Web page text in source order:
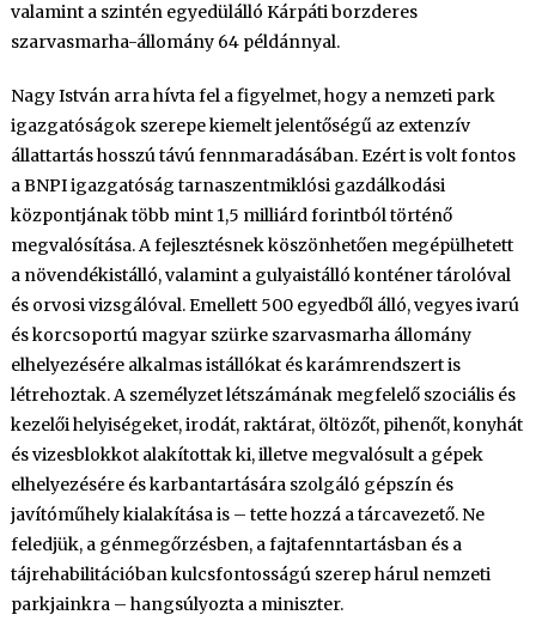
valamint a szintén egyedülálló Kárpáti borzderes
szarvasmarha-állomány 64 példánnyal.
Nagy István arra hívta fel a figyelmet, hogy a nemzeti park
igazgatóságok szerepe kiemelt jelentőségű az extenzív
állattartás hosszú távú fennmaradásában. Ezért is volt fontos
a BNPI igazgatóság tarnaszentmiklósi gazdálkodási
központjának több mint 1,5 milliárd forintból történő
megvalósítása. A fejlesztésnek köszönhetően megépülhetett
a növendékistálló, valamint a gulyaistálló konténer tárolóval
és orvosi vizsgálóval. Emellett 500 egyedből álló, vegyes ivarú
és korcsoportú magyar szürke szarvasmarha állomány
elhelyezésére alkalmas istállókat és karámrendszert is
létrehoztak. A személyzet létszámának megfelelő szociális és
kezelői helyiségeket, irodát, raktárat, öltözőt, pihenőt, konyhát
és vizesblokkot alakítottak ki, illetve megvalósult a gépek
elhelyezésére és karbantartására szolgáló gépszín és
javítóműhely kialakítása is – tette hozzá a tárcavezető. Ne
feledjük, a génmegőrzésben, a fajtafenntartásban és a
tájrehabilitációban kulcsfontosságú szerep hárul nemzeti
parkjainkra – hangsúlyozta a miniszter.